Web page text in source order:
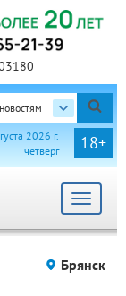
18+
2026 г.
четверг
Toggle
Брянск